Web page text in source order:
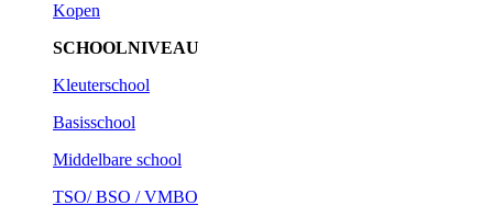
Kopen
SCHOOLNIVEAU
Kleuterschool
Basisschool
Middelbare school
TSO/ BSO / VMBO